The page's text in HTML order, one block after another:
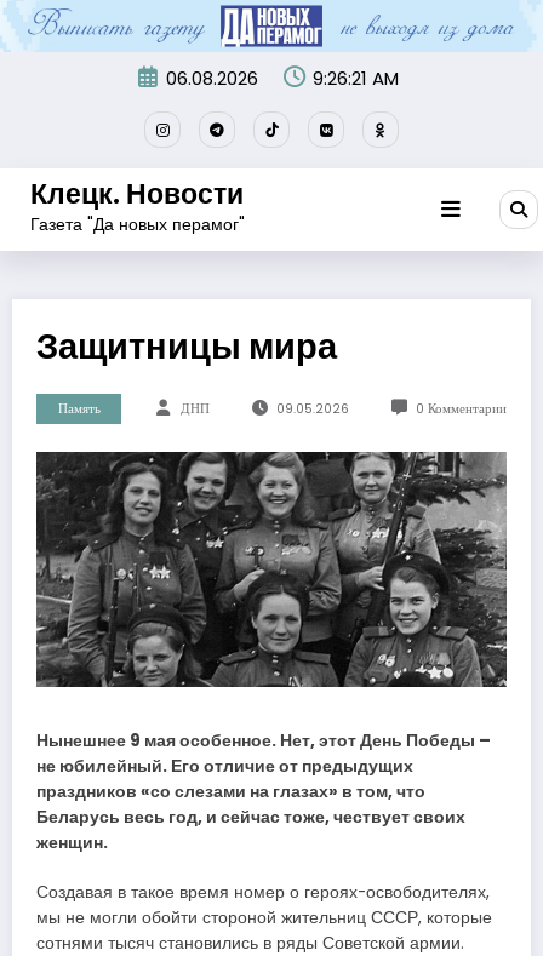
Перейти
к
содержимому
06.08.2026 9:26:22 AM
Клецк. Новости
Газета "Да новых перамог"
Защитницы мира
Память ДНП 09.05.2026 0 Комментарии
Нынешнее 9 мая особенное. Нет, этот День Победы –
не юбилейный. Его отличие от предыдущих
праздников «со слезами на глазах» в том, что
Беларусь весь год, и сейчас тоже, чествует своих
женщин.
Создавая в такое время номер о героях-освободителях,
мы не могли обойти стороной жительниц СССР, которые
сотнями тысяч становились в ряды Советской армии.